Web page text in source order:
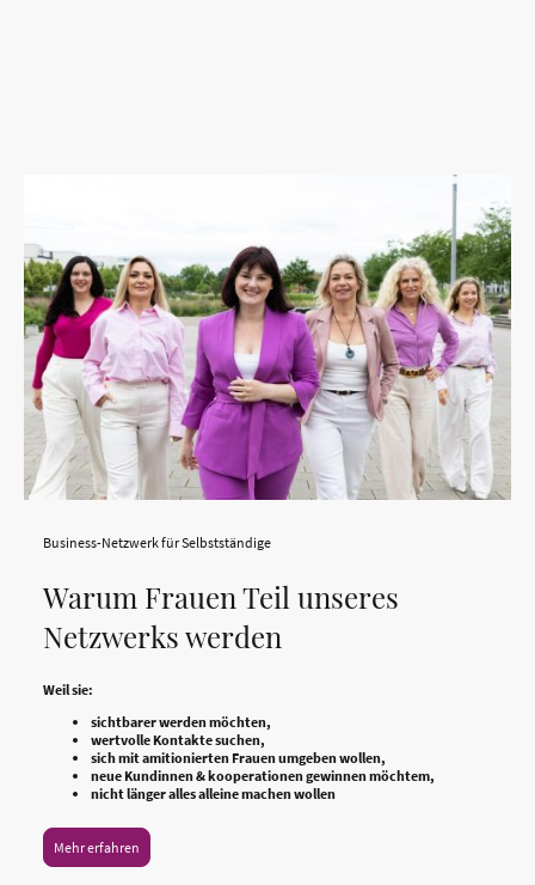
Business-Netzwerk für Selbstständige
Warum Frauen Teil unseres
Netzwerks werden
Weil sie:
sichtbarer werden möchten,
wertvolle Kontakte suchen,
sich mit amitionierten Frauen umgeben wollen,
neue Kundinnen & kooperationen gewinnen möchtem,
nicht länger alles alleine machen wollen
Mehr erfahren